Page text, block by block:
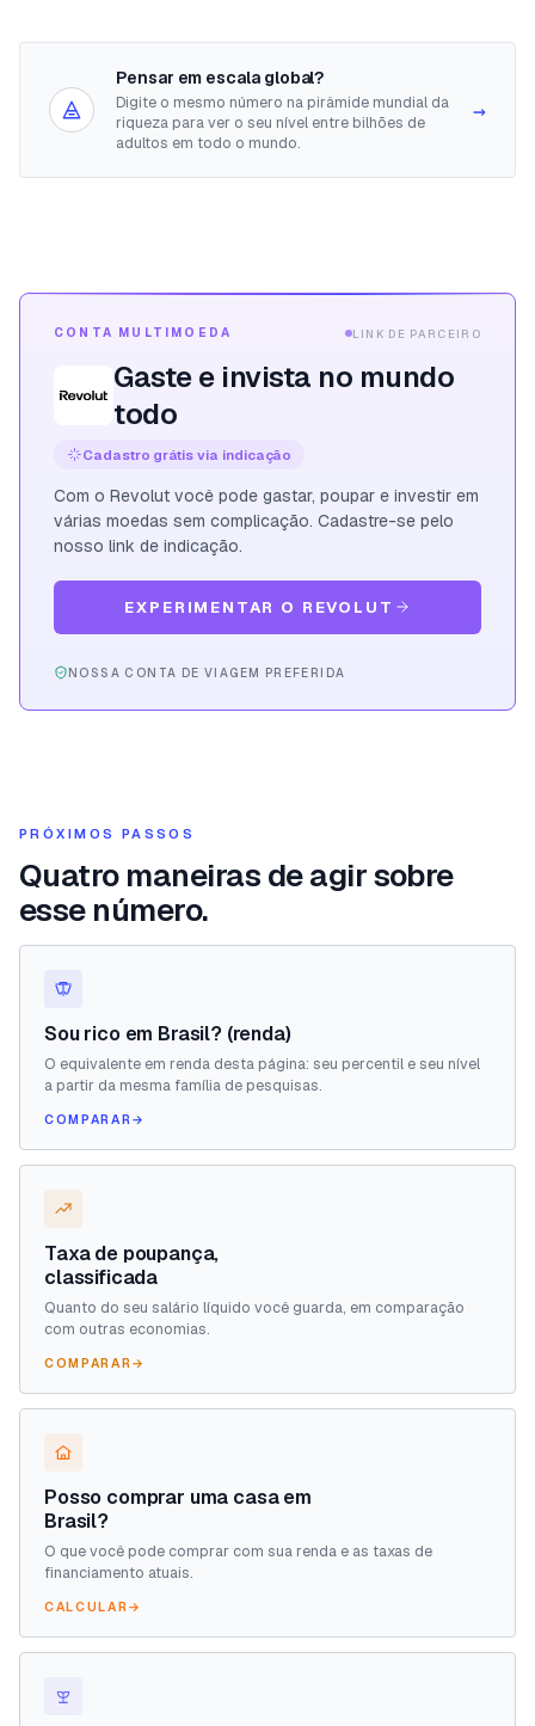
Pensar em escala global?
Digite o mesmo número na pirâmide mundial da
riqueza para ver o seu nível entre bilhões de
adultos em todo o mundo.
→
CONTA MULTIMOEDA LINK DE PARCEIRO
Gaste e invista no mundo
todo
Cadastro grátis via indicação
Com o Revolut você pode gastar, poupar e investir em
várias moedas sem complicação. Cadastre-se pelo
nosso link de indicação.
EXPERIMENTAR O REVOLUT
NOSSA CONTA DE VIAGEM PREFERIDA
PRÓXIMOS PASSOS
Quatro maneiras de agir sobre
esse número.
Sou rico em Brasil? (renda)
O equivalente em renda desta página: seu percentil e seu nível
a partir da mesma família de pesquisas.
COMPARAR→
Taxa de poupança,
classificada
Quanto do seu salário líquido você guarda, em comparação
com outras economias.
COMPARAR→
Posso comprar uma casa em
Brasil?
O que você pode comprar com sua renda e as taxas de
financiamento atuais.
CALCULAR→